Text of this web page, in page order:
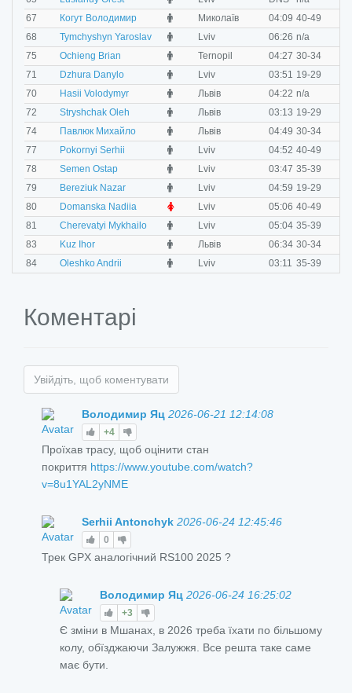
67
Когут Володимир O Миколаїв 04:09 40-49
68
Tymchyshyn Yaroslav M Lviv 06:26 n/a
75
Ochieng Brian M Ternopil 04:27 30-34
71
Dzhura Danylo M Lviv 03:51 19-29
70
Hasii Volodymyr M Львів 04:22 n/a
72
Stryshchak Oleh M Львів 03:13 19-29
74
Павлюк Михайло M Львів 04:49 30-34
77
Pokornyi Serhii M Lviv 04:52 40-49
78
Semen Ostap O Lviv 03:47 35-39
79
Bereziuk Nazar M Lviv 04:59 19-29
80
Domanska Nadiia F Lviv 05:06 40-49
81
Cherevatyi Mykhailo M Lviv 05:04 35-39
83
Kuz Ihor M Львів 06:34 30-34
84
Oleshko Andrii M Lviv 03:11 35-39
Коментарі
Увійдіть, щоб коментувати
Володимир Яц 2026-06-21 12:14:08
+4
Проїхав трасу, щоб оцінити стан
покриття https://www.youtube.com/watch?
v=8u1YAL2yNME
Serhii Antonchyk 2026-06-24 12:45:46
0
Трек GPX аналогічний RS100 2025 ?
Володимир Яц 2026-06-24 16:25:02
+3
Є зміни в Мшанах, в 2026 треба їхати по більшому
колу, обїзджаючи Залужжя. Все решта таке саме
має бути.